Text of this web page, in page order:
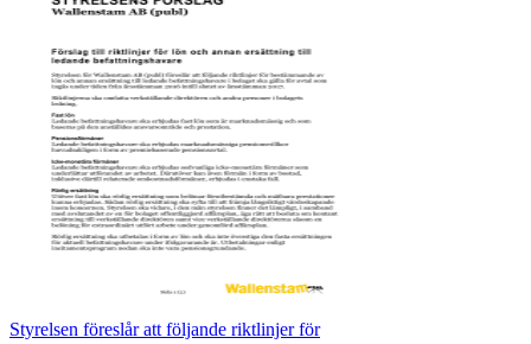
Styrelsen föreslår att följande riktlinjer för